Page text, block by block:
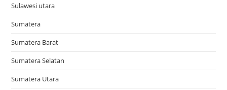
Sulawesi utara
Sumatera
Sumatera Barat
Sumatera Selatan
Sumatera Utara